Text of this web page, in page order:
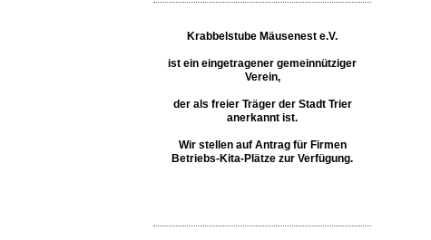
Krabbelstube Mäusenest e.V.
ist ein eingetragener gemeinnütziger
Verein,
der als freier Träger der Stadt Trier
anerkannt ist.
Wir stellen auf Antrag für Firmen
Betriebs-Kita-Plätze zur Verfügung.